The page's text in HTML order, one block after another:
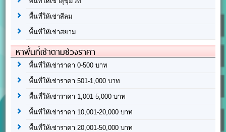
พื้นที่ให้เช่าสีลม
พื้นที่ให้เช่าสยาม
หาพื้นที่เช่าตามช่วงราคา
พื้นที่ให้เช่าราคา 0-500 บาท
พื้นที่ให้เช่าราคา 501-1,000 บาท
พื้นที่ให้เช่าราคา 1,001-5,000 บาท
พื้นที่ให้เช่าราคา 10,001-20,000 บาท
พื้นที่ให้เช่าราคา 20,001-50,000 บาท